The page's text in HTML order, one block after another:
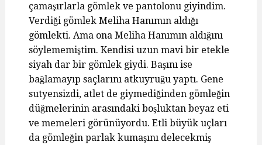
çamaşırlarla gömlek ve pantolonu giyindim.
Verdiği gömlek Meliha Hanımın aldığı
gömlekti. Ama ona Meliha Hanımın aldığını
söylememiştim. Kendisi uzun mavi bir etekle
siyah dar bir gömlek giydi. Başını ise
bağlamayıp saçlarını atkuyruğu yaptı. Gene
sutyensizdi, atlet de giymediğinden gömleğin
düğmelerinin arasındaki boşluktan beyaz eti
ve memeleri görünüyordu. Etli büyük uçları
da gömleğin parlak kumaşını delecekmiş